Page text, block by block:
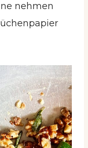
nehmen